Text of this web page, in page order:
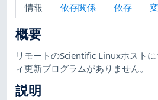
情報 依存関係 依存
概要
リモートのScientific Linuxホスト
ィ更新プログラムがありません。
説明